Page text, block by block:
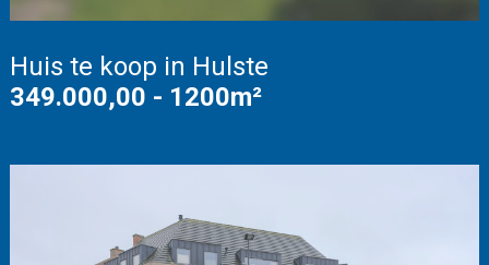
Huis te koop in Hulste
349.000,00 - 1200m²